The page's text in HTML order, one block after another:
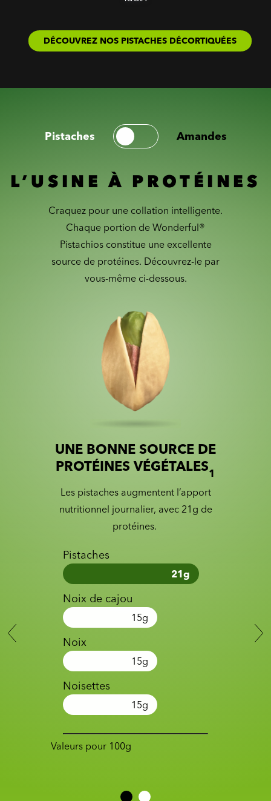
DÉCOUVREZ NOS PISTACHES DÉCORTIQUÉES
Pistaches Amandes
L’USINE À PROTÉINES
Craquez pour une collation intelligente.
Chaque portion de Wonderful®
Pistachios constitue une excellente
source de protéines. Découvrez-le par
vous-même ci-dessous.
Slider with nutrition information
Slide 1 of 2
UNE BONNE SOURCE DE
PROTÉINES VÉGÉTALES1
Les pistaches augmentent l’apport
nutritionnel journalier, avec 21g de
protéines.
Pistaches
21g
Noix de cajou
15g
Noix
15g
Noisettes
15g
Valeurs pour 100g